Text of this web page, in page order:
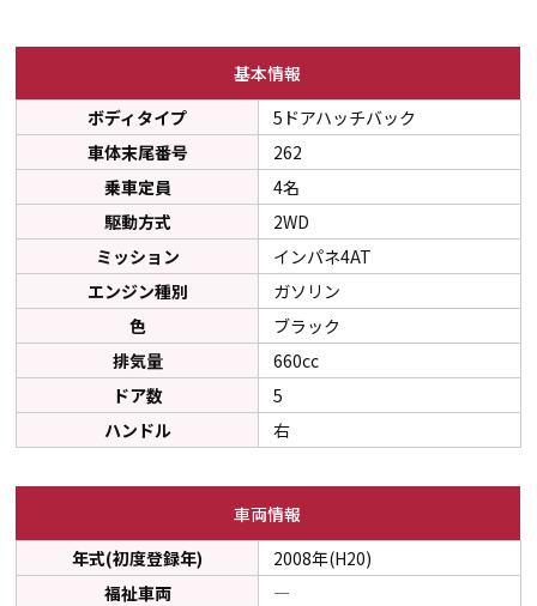
基本情報
ボディタイプ
5ドアハッチバック
車体末尾番号
262
乗車定員
4名
駆動方式
2WD
ミッション
インパネ4AT
エンジン種別
ガソリン
色
ブラック
排気量
660cc
ドア数
5
ハンドル
右
車両情報
年式(初度登録年)
2008年(H20)
福祉車両
―